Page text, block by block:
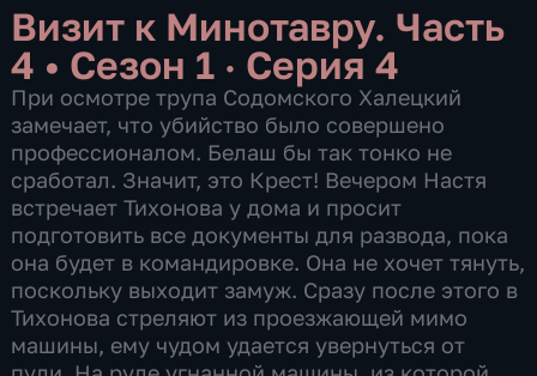
Визит к Минотавру. Часть
4 • Сезон 1 · Серия 4
При осмотре трупа Содомского Халецкий
замечает, что убийство было совершено
профессионалом. Белаш бы так тонко не
сработал. Значит, это Крест! Вечером Настя
встречает Тихонова у дома и просит
подготовить все документы для развода, пока
она будет в командировке. Она не хочет тянуть,
поскольку выходит замуж. Сразу после этого в
Тихонова стреляют из проезжающей мимо
машины, ему чудом удается увернуться от